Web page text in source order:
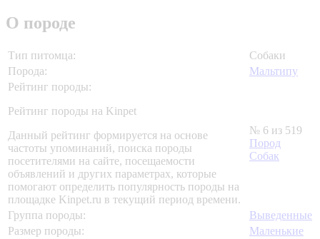
О породе
Тип питомца:
Собаки
Порода:
Мальтипу
Рейтинг породы:
Рейтинг породы на Kinpet
Данный рейтинг формируется на основе
частоты упоминаний, поиска породы
посетителями на сайте, посещаемости
объявлений и других параметрах, которые
помогают определить популярность породы на
площадке Kinpet.ru в текущий период времени.
№ 6 из 519
Пород
Собак
Группа породы:
Выведенные
Размер породы:
Маленькие